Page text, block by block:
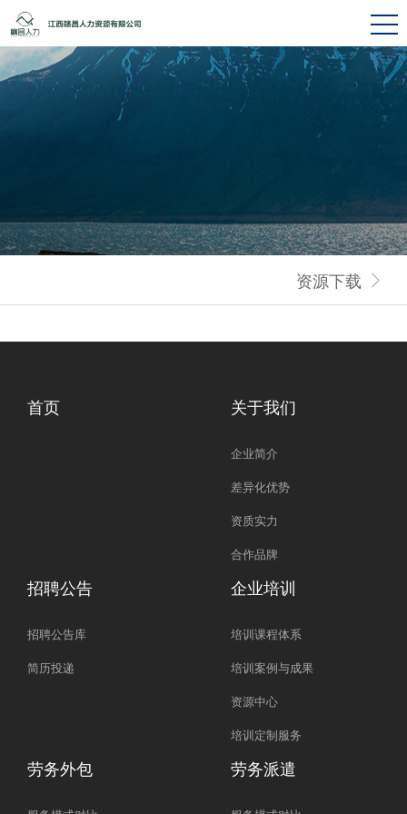
资源下载
首页 关于我们
企业简介
差异化优势
资质实力
合作品牌
招聘公告
招聘公告库
简历投递
企业培训
培训课程体系
培训案例与成果
资源中心
培训定制服务
劳务外包 劳务派遣